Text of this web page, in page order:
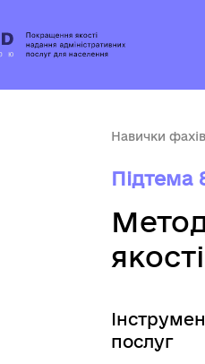
Навички
Підтема
якості
послуг